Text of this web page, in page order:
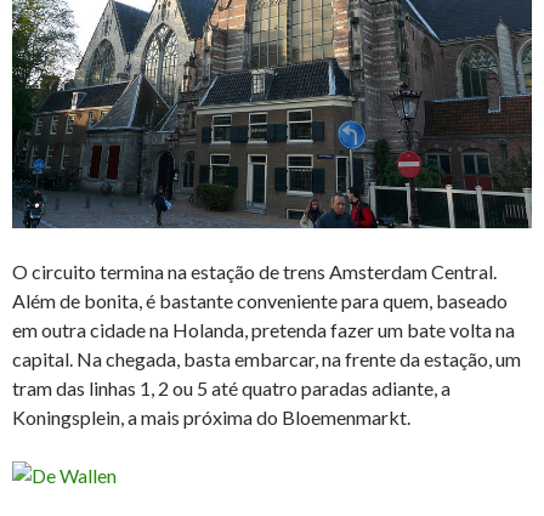
O circuito termina na estação de trens Amsterdam Central.
Além de bonita, é bastante conveniente para quem, baseado
em outra cidade na Holanda, pretenda fazer um bate volta na
capital. Na chegada, basta embarcar, na frente da estação, um
tram das linhas 1, 2 ou 5 até quatro paradas adiante, a
Koningsplein, a mais próxima do Bloemenmarkt.